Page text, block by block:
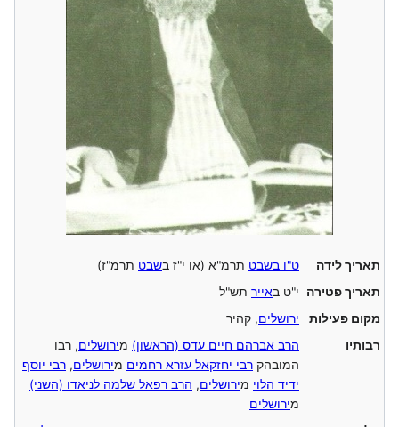
תאריך לידה ט"ו בשבט תרמ"א (או י"ז בשבט תרמ"ז)
תאריך פטירה
י"ט באייר תש"ל
מקום פעילות
ירושלים, קהיר
רבותיו
הרב אברהם חיים עדס (הראשון) מירושלים, רבו
המובהק רבי יחזקאל עזרא רחמים מירושלים, רבי יוסף
ידיד הלוי מירושלים, הרב רפאל שלמה לניאדו (השני)
מירושלים